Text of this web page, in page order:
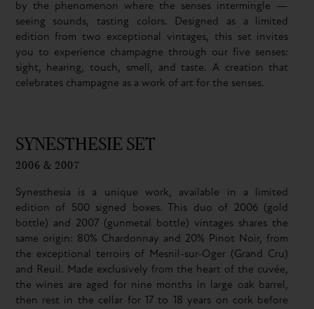
by the phenomenon where the senses intermingle —
seeing sounds, tasting colors. Designed as a limited
edition from two exceptional vintages, this set invites
you to experience champagne through our five senses:
sight, hearing, touch, smell, and taste. A creation that
celebrates champagne as a work of art for the senses.
SYNESTHESIE SET
2006 & 2007
Synesthesia is a unique work, available in a limited
edition of 500 signed boxes. This duo of 2006 (gold
bottle) and 2007 (gunmetal bottle) vintages shares the
same origin: 80% Chardonnay and 20% Pinot Noir, from
the exceptional terroirs of Mesnil-sur-Oger (Grand Cru)
and Reuil. Made exclusively from the heart of the cuvée,
the wines are aged for nine months in large oak barrel,
then rest in the cellar for 17 to 18 years on cork before